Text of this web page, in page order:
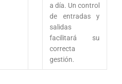
a día. Un control
de entradas y
salidas
facilitará su
correcta
gestión.